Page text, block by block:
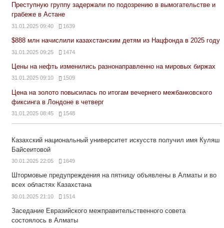
Преступную группу задержали по подозрению в вымогательстве и
грабеже в Астане
31.01.2025 09:40 1639
$888 млн начислили казахстанским детям из Нацфонда в 2025 году
31.01.2025 09:25 1474
Цены на нефть изменились разнонаправленно на мировых биржах
31.01.2025 09:10 1509
Цена на золото повысилась по итогам вечернего межбанковского
фиксинга в Лондоне в четверг
31.01.2025 08:45 1548
Казахский национальный университет искусств получил имя Куляш
Байсеитовой
30.01.2025 22:05 1649
Штормовые предупреждения на пятницу объявлены в Алматы и во
всех областях Казахстана
30.01.2025 21:10 1514
Заседание Евразийского межправительственного совета
состоялось в Алматы